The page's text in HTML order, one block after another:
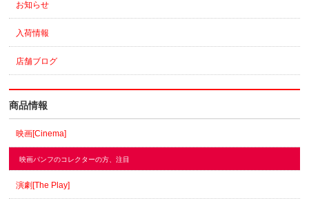
お知らせ
入荷情報
店舗ブログ
商品情報
映画[Cinema]
映画パンフのコレクターの方、注目
演劇[The Play]